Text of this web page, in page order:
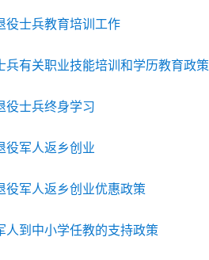
役士兵教育培训工作
有关职业技能培训和学历教育政策
役士兵终身学习
役军人返乡创业
役军人返乡创业优惠政策
人到中小学任教的支持政策